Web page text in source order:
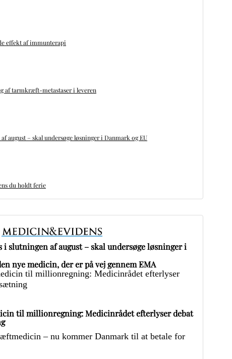
effekt af immunterapi
af tarmkræft-metastaser i leveren
august – skal undersøge løsninger i Danmark og EU
du holdt ferie
i slutningen af august – skal undersøge løsninger i
nye medicin, der er på vej gennem EMA
til millionregning: Medicinrådet efterlyser debat